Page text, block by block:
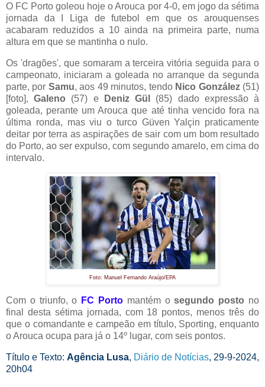
O FC Porto goleou hoje o Arouca por 4-0, em jogo da sétima
jornada da I Liga de futebol em que os arouquenses
acabaram reduzidos a 10 ainda na primeira parte, numa
altura em que se mantinha o nulo.
Os 'dragões', que somaram a terceira vitória seguida para o
campeonato, iniciaram a goleada no arranque da segunda
parte, por Samu, aos 49 minutos, tendo Nico González(51)
[foto],Galeno (57) e Deniz Gül
(85) dado expressão à
goleada, perante um Arouca que até tinha vencido fora na
última ronda, mas viu o turco Güven Yalçin praticamente
deitar por terra as aspirações de sair com um bom resultado
do Porto, ao ser expulso, com segundo amarelo, em cima do
intervalo.
Foto: Manuel Fernando Araújo/EPA
Com o triunfo, o FC Porto mantém osegundo posto no
final desta sétima jornada, com 18 pontos, menos três do
que o comandante e campeão em título, Sporting, enquanto
o Arouca ocupa para já o 14º lugar, com seis pontos.
Título e Texto: Agência Lusa, Diário de Notícias, 29-9-2024,
20h04